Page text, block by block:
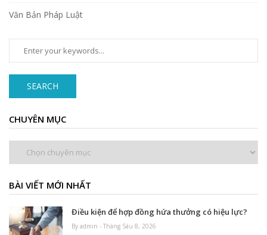
Văn Bản Pháp Luật
SEARCH
CHUYÊN MỤC
BÀI VIẾT MỚI NHẤT
Điều kiện để hợp đồng hứa thưởng có hiệu lực?
By admin - Tháng Sáu 8, 2026